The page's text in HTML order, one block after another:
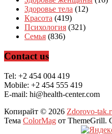
Здоровье тела (12)
Красота (419)
Психология (321)
Семья (836)
Contact us
Tel: +2 454 004 419
Mobile: +2 454 555 419
E-mail: hi@health-center.com
Копирайт © 2026 Zdorovo-
Тема ColorMag от ThemeGrill.